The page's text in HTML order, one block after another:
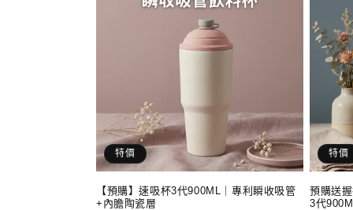
特價
【預購】速吸杯3代900ML｜專利瞬收吸管
+內膽陶瓷層
特價
預購送
3代